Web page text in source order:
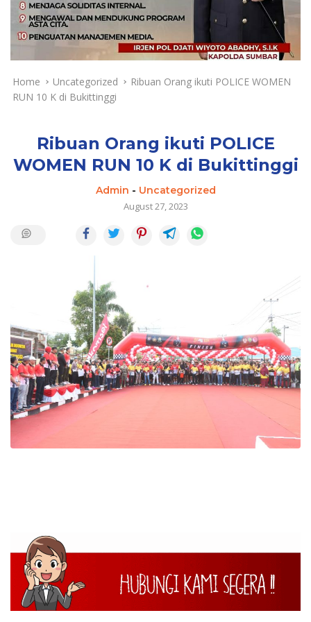
y
a
a
n
T
k
n
Home Uncategorized
Ribuan Orang ikuti POLICE WOMEN
RUN 10 K di Bukittinggi
Ribuan Orang ikuti POLICE
WOMEN RUN 10 K di Bukittinggi
Admin - Uncategorized
August 27, 2023